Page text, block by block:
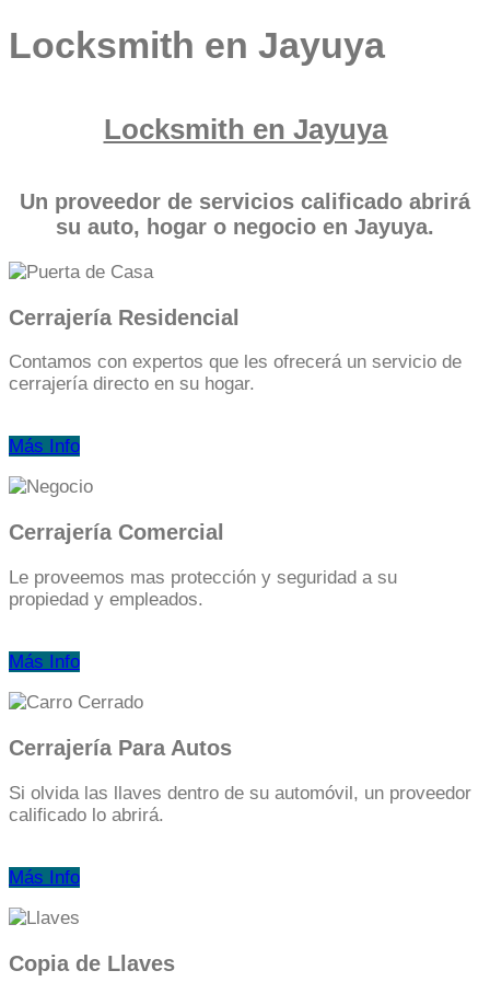
Locksmith en Jayuya
Locksmith en Jayuya
Un proveedor de servicios calificado abrirá
su auto, hogar o negocio en Jayuya.
Cerrajería Residencial
Contamos con expertos que les ofrecerá un servicio de
cerrajería directo en su hogar.
Más Info
Cerrajería Comercial
Le proveemos mas protección y seguridad a su
propiedad y empleados.
Más Info
Cerrajería Para Autos
Si olvida las llaves dentro de su automóvil, un proveedor
calificado lo abrirá.
Más Info
Copia de Llaves